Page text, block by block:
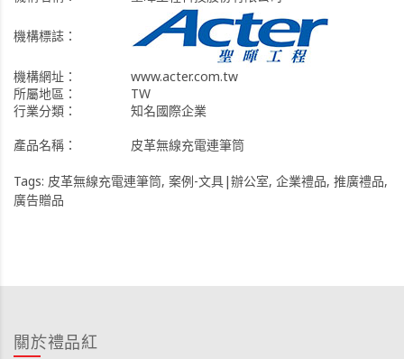
機構標誌：
機構網址：
www.acter.com.tw
所屬地區：
TW
行業分類：
知名國際企業
產品名稱：
皮革無線充電連筆筒
Tags: 皮革無線充電連筆筒, 案例-文具|辦公室, 企業禮品, 推廣禮品,
廣告贈品
關於禮品紅